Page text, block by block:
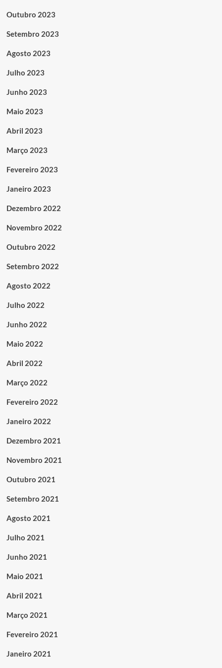
Outubro 2023
Setembro 2023
Agosto 2023
Julho 2023
Junho 2023
Maio 2023
Abril 2023
Março 2023
Fevereiro 2023
Janeiro 2023
Dezembro 2022
Novembro 2022
Outubro 2022
Setembro 2022
Agosto 2022
Julho 2022
Junho 2022
Maio 2022
Abril 2022
Março 2022
Fevereiro 2022
Janeiro 2022
Dezembro 2021
Novembro 2021
Outubro 2021
Setembro 2021
Agosto 2021
Julho 2021
Junho 2021
Maio 2021
Abril 2021
Março 2021
Fevereiro 2021
Janeiro 2021